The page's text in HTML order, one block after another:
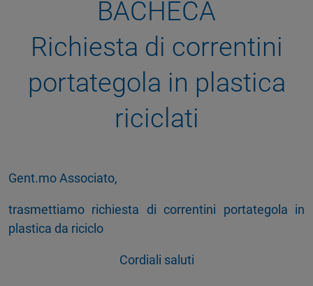
BACHECA
Richiesta di correntini
portategola in plastica
riciclati
Gent.mo Associato,
trasmettiamo richiesta di correntini portategola in
plastica da riciclo
Cordiali saluti